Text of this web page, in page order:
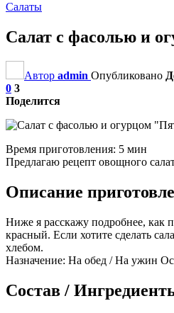
Салаты
Салат с фасолью и
Автор admin Опубликовано
0 3
Поделится
Время приготовления: 5 мин
Предлагаю рецепт овощного
Описание
Ниже я расскажу подробнее, как
красный. Если хотите сделать
хлебом.
Назначение: На обед / На ужин
Состав /